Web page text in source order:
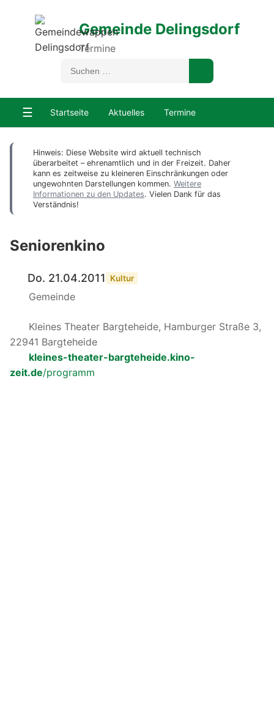
Gemeinde Delingsdorf
Termine
☰ Startseite Aktuelles Termine
Hinweis: Diese Website wird aktuell technisch
überarbeitet – ehrenamtlich und in der Freizeit. Daher
kann es zeitweise zu kleineren Einschränkungen oder
ungewohnten Darstellungen kommen. Weitere
Informationen zu den Updates. Vielen Dank für das
Verständnis!
Seniorenkino
Do. 21.04.2011 Kultur
Gemeinde
Kleines Theater Bargteheide, Hamburger Straße 3,
22941 Bargteheide
kleines-theater-bargteheide.kino-
zeit.de/programm